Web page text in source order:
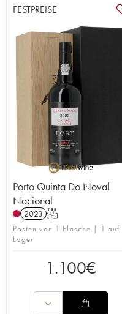
FESTPREISE
Porto Quinta Do Noval
Nacional
2023 T
Posten von 1 Flasche | 1 auf
Lager
1.100€